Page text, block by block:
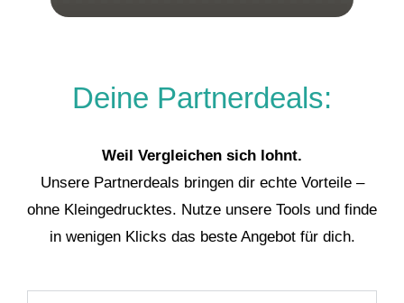
Deine Partnerdeals:
Weil Vergleichen sich lohnt.
Unsere Partnerdeals bringen dir echte Vorteile –
ohne Kleingedrucktes. Nutze unsere Tools und finde
in wenigen Klicks das beste Angebot für dich.